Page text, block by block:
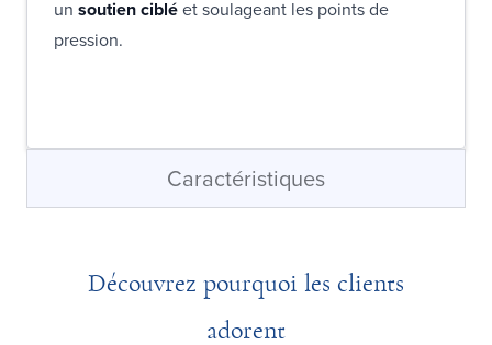
un soutien cibléet soulageant les points de
pression.
Caractéristiques
Découvrez pourquoi les clients
adorent